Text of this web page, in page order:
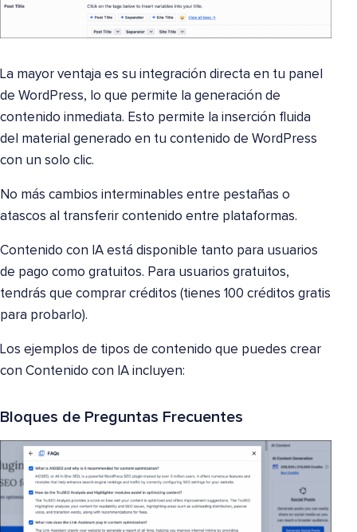
La mayor ventaja es su integración directa en tu panel
de WordPress, lo que permite la generación de
contenido inmediata. Esto permite la inserción fluida
del material generado en tu contenido de WordPress
con un solo clic.
No más cambios interminables entre pestañas o
atascos al transferir contenido entre plataformas.
Contenido con IA está disponible tanto para usuarios
de pago como gratuitos. Para usuarios gratuitos,
tendrás que comprar créditos (tienes 100 créditos gratis
para probarlo).
Los ejemplos de tipos de contenido que puedes crear
con Contenido con IA incluyen:
Bloques de Preguntas Frecuentes